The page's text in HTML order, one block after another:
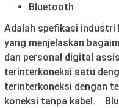
Bluetooth
Adalah spefikasi
yang menjelaskan
dan personal digital
terinterkoneksi satu
terinterkoneksi dengan
koneksi tanpa kabel.